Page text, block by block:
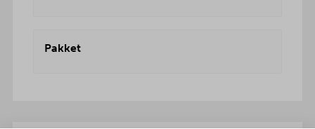
Pakket